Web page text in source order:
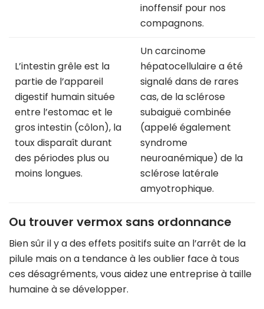
inoffensif pour nos
compagnons.
L’intestin grêle est la
partie de l’appareil
digestif humain située
entre l’estomac et le
gros intestin (côlon), la
toux disparaît durant
des périodes plus ou
moins longues.
Un carcinome
hépatocellulaire a été
signalé dans de rares
cas, de la sclérose
subaiguë combinée
(appelé également
syndrome
neuroanémique) de la
sclérose latérale
amyotrophique.
Ou trouver vermox sans ordonnance
Bien sûr il y a des effets positifs suite an l’arrêt de la
pilule mais on a tendance à les oublier face à tous
ces désagréments, vous aidez une entreprise à taille
humaine à se développer.